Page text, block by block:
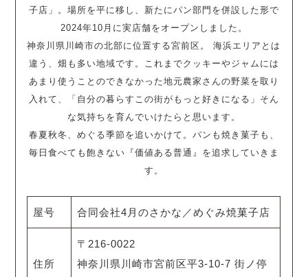
子店」。場所を平に移し、新たにパン部門を併設した形で
2024年10月に実店舗をオープンしました。
神奈川県川崎市の北部に位置する宮前区。 海浜エリアとは
違う、畑も多い地域です。これまでクッキーやジャムには
あまり使うことのできなかった地元農家さんの野菜を取り
入れて、「自分の暮らすこの街がもっと好きになる」そん
な気持ちを育んでいけたらと思います。
春夏秋冬、めぐる季節を追いかけて。パンも焼き菓子も、
毎日食べても飽きない『価値ある普通』を追求していきま
す。
屋号 合同会社4月のさかな／めぐみ焼菓子店
住所
〒216-0022
神奈川県川崎市宮前区平3-10-7 街ノ停